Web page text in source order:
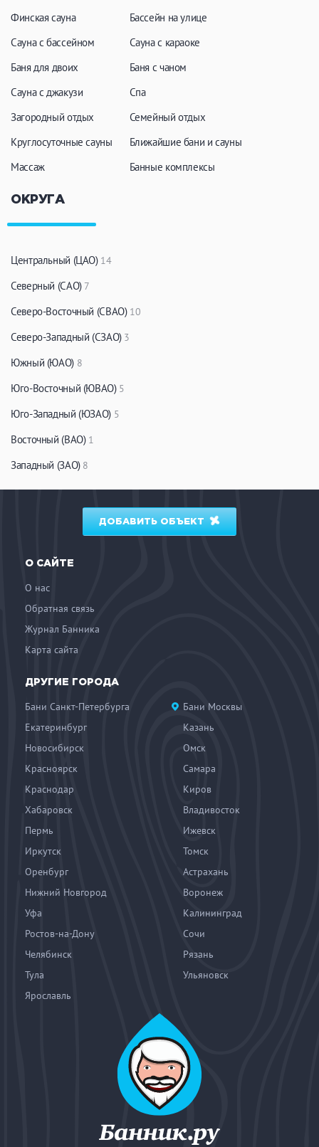
Финская сауна
Сауна с бассейном
Баня для двоих
Сауна с джакузи
Загородный отдых
Круглосуточные сауны
Массаж
Бассейн на улице
Сауна с караоке
Баня с чаном
Спа
Семейный отдых
Ближайшие бани и сауны
Банные комплексы
ОКРУГА
Центральный (ЦАО) 14
Северный (САО) 7
Северо-Восточный (СВАО) 10
Северо-Западный (СЗАО) 3
Южный (ЮАО) 8
Юго-Восточный (ЮВАО) 5
Юго-Западный (ЮЗАО) 5
Восточный (ВАО) 1
Западный (ЗАО) 8
ДОБАВИТЬ ОБЪЕКТ
О САЙТЕ
О нас
Обратная связь
Журнал Банника
Карта сайта
ДРУГИЕ ГОРОДА
Бани Санкт-Петербурга
Бани Москвы
Екатеринбург
Казань
Новосибирск
Омск
Красноярск
Самара
Краснодар
Киров
Хабаровск
Владивосток
Пермь
Ижевск
Иркутск
Томск
Оренбург
Астрахань
Нижний Новгород
Воронеж
Уфа
Калининград
Ростов-на-Дону
Сочи
Челябинск
Рязань
Тула
Ульяновск
Ярославль